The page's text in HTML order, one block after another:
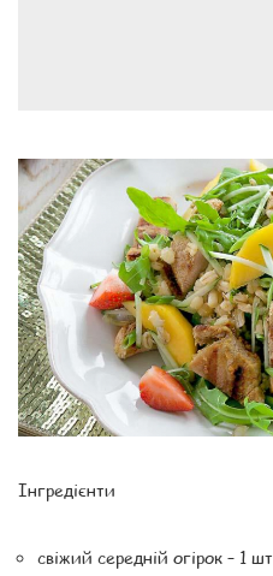
Інгредієнти
свіжий середній огірок – 1 шт